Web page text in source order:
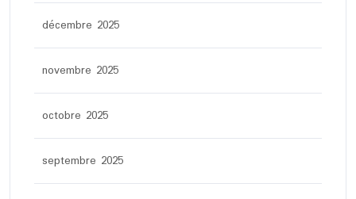
décembre 2025
novembre 2025
octobre 2025
septembre 2025